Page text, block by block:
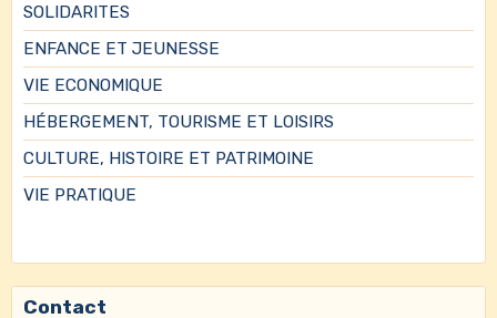
SOLIDARITES
ENFANCE ET JEUNESSE
VIE ECONOMIQUE
HÉBERGEMENT, TOURISME ET LOISIRS
CULTURE, HISTOIRE ET PATRIMOINE
VIE PRATIQUE
Contact